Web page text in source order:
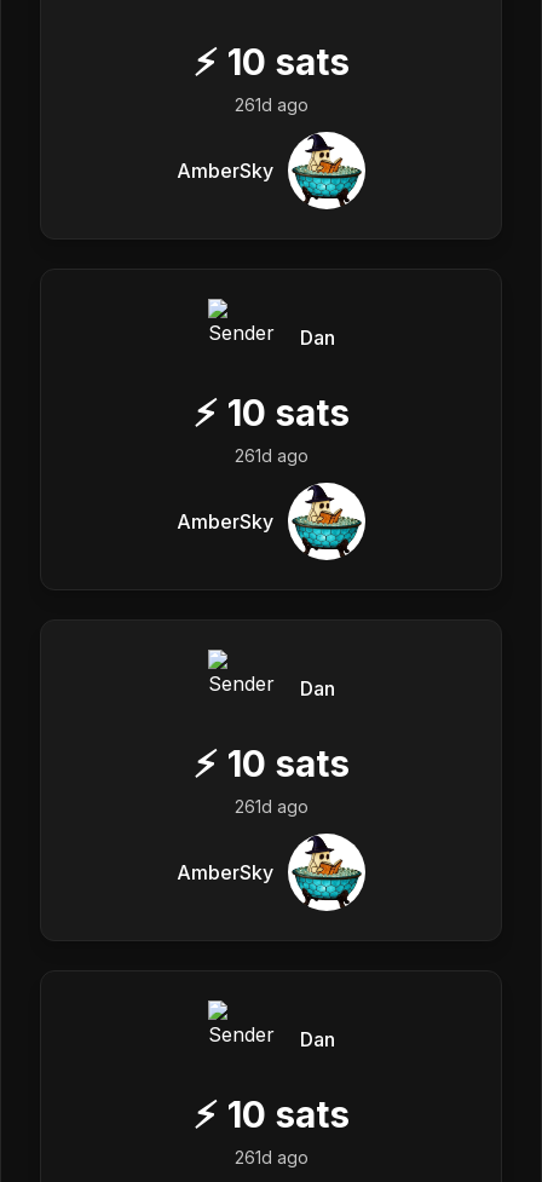
⚡ 10 sats
261d ago
AmberSky
Dan
⚡ 10 sats
261d ago
AmberSky
Dan
⚡ 10 sats
261d ago
AmberSky
Dan
⚡ 10 sats
261d ago